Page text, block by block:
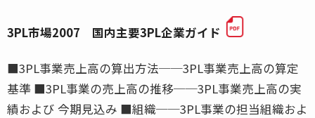
3PL市場2007 国内主要3PL企業ガイド
■3PL事業売上高の算出方法──3PL事業売上高の算定
基準 ■3PL事業の売上高の推移──3PL事業売上高の実
績および 今期見込み ■組織──3PL事業の担当組織およ